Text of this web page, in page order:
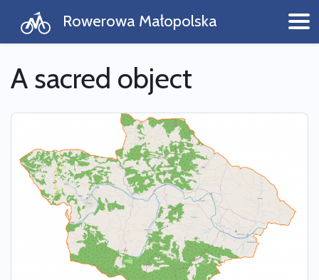
Rowerowa Małopolska
A sacred object